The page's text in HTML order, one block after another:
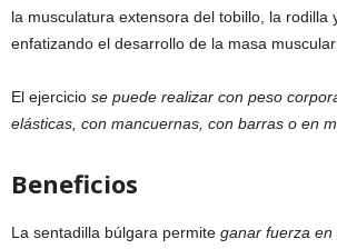
la musculatura extensora del tobillo, la rodilla
enfatizando el desarrollo de la masa
El ejercicio se puede realizar con peso
elásticas, con mancuernas, con barras o en
Beneficios
La sentadilla búlgara permite ganar fuerza en